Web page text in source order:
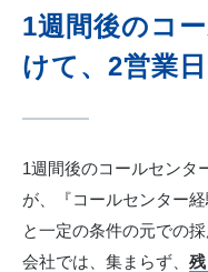
1週間後のコ
けて、2営業
1週間後のコールセンタ
が、『コールセンター
と一定の条件の元での
会社では、集まらず、